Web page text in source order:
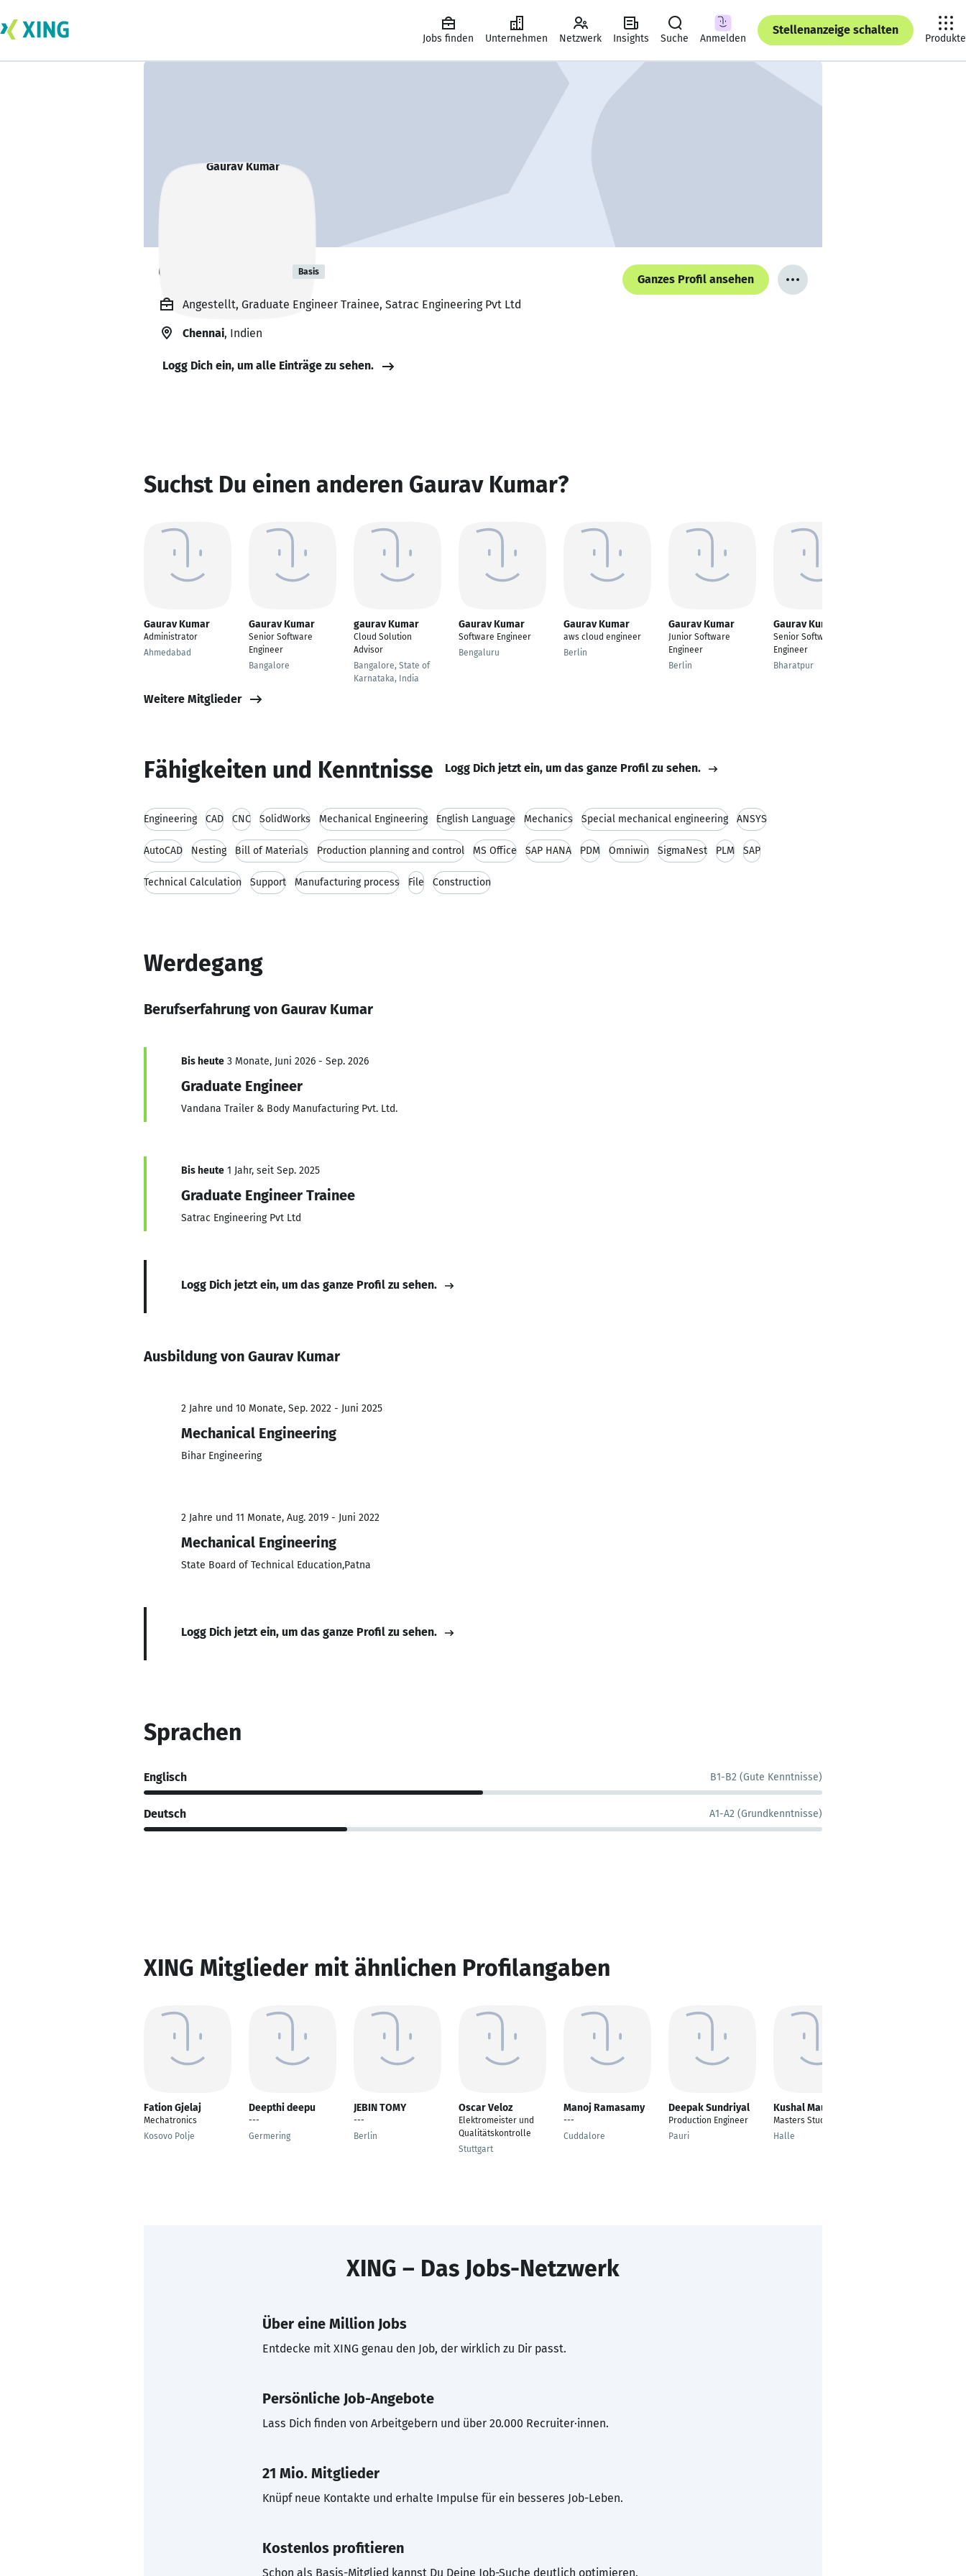
Jobs finden Unternehmen Netzwerk Insights Suche Anmelden
Stellenanzeige schalten
Produkte
Gaurav Kumar Basis
Ganzes Profil ansehen
Angestellt, Graduate Engineer Trainee, Satrac Engineering Pvt Ltd
Chennai, Indien
Logg Dich ein, um alle Einträge zu sehen.
Suchst Du einen anderen Gaurav Kumar?
Gaurav Kumar
Administrator
Ahmedabad
Gaurav Kumar
Senior Software
Engineer
Bangalore
gaurav Kumar
Cloud Solution
Advisor
Bangalore, State of
Karnataka, India
Gaurav Kumar
Software Engineer
Bengaluru
Gaurav Kumar
aws cloud engineer
Berlin
Gaurav Kumar
Junior Software
Engineer
Berlin
Gaurav Kumar
Senior Software
Engineer
Bharatpur
Weitere Mitglieder
Fähigkeiten und Kenntnisse Logg Dich jetzt ein, um das ganze Profil zu sehen.
Engineering CAD CNC SolidWorks Mechanical Engineering English Language Mechanics Special mechanical engineering ANSYS
AutoCAD Nesting Bill of Materials Production planning and control MS Office SAP HANA PDM Omniwin SigmaNest PLM SAP
Technical Calculation Support Manufacturing process File Construction
Werdegang
Berufserfahrung von Gaurav Kumar
Bis heute 3 Monate, Juni 2026 - Sep. 2026
Graduate Engineer
Vandana Trailer & Body Manufacturing Pvt. Ltd.
Bis heute 1 Jahr, seit Sep. 2025
Graduate Engineer Trainee
Satrac Engineering Pvt Ltd
Logg Dich jetzt ein, um das ganze Profil zu sehen.
Ausbildung von Gaurav Kumar
2 Jahre und 10 Monate, Sep. 2022 - Juni 2025
Mechanical Engineering
Bihar Engineering
2 Jahre und 11 Monate, Aug. 2019 - Juni 2022
Mechanical Engineering
State Board of Technical Education,Patna
Logg Dich jetzt ein, um das ganze Profil zu sehen.
Sprachen
Englisch B1-B2 (Gute Kenntnisse)
Deutsch A1-A2 (Grundkenntnisse)
XING Mitglieder mit ähnlichen Profilangaben
Fation Gjelaj
Mechatronics
Kosovo Polje
Deepthi deepu
---
Germering
JEBIN TOMY
---
Berlin
Oscar Veloz
Elektromeister und
Qualitätskontrolle
Stuttgart
Manoj Ramasamy
---
Cuddalore
Deepak Sundriyal
Production Engineer
Pauri
Kushal Maurya
Masters Student
Halle
XING – Das Jobs-Netzwerk
Über eine Million Jobs
Entdecke mit XING genau den Job, der wirklich zu Dir passt.
Persönliche Job-Angebote
Lass Dich finden von Arbeitgebern und über 20.000 Recruiter·innen.
21 Mio. Mitglieder
Knüpf neue Kontakte und erhalte Impulse für ein besseres Job-Leben.
Kostenlos profitieren
Schon als Basis-Mitglied kannst Du Deine Job-Suche deutlich optimieren.